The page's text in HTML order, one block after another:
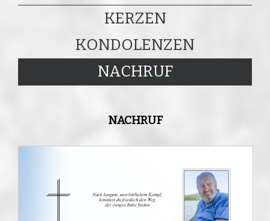
KERZEN
KONDOLENZEN
NACHRUF
NACHRUF